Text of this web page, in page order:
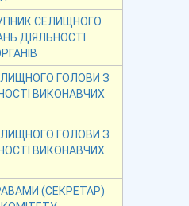
СЕЛИЩНОГО
ДІЯЛЬНОСТІ
ГОЛОВИ З
ВИКОНАВЧИХ
ГОЛОВИ З
ВИКОНАВЧИХ
(СЕКРЕТАР)